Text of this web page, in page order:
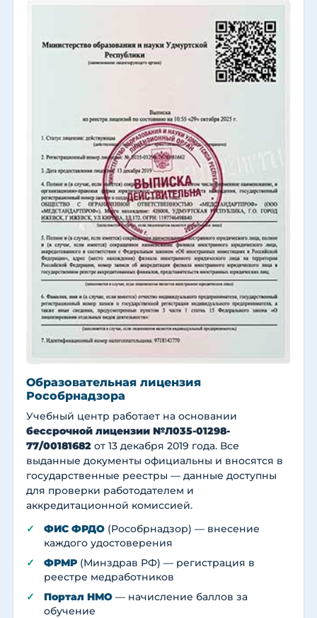
Образовательная лицензия
Рособрнадзора
Учебный центр работает на основании
бессрочной лицензии №Л035-01298-
77/00181682 от 13 декабря 2019 года. Все
выданные документы официальны и вносятся в
государственные реестры — данные доступны
для проверки работодателем и
аккредитационной комиссией.
ФИС ФРДО (Рособрнадзор) — внесение
каждого удостоверения
ФРМР (Минздрав РФ) — регистрация в
реестре медработников
Портал НМО — начисление баллов за
обучение